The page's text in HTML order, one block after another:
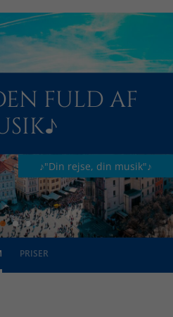
FULD AF
♪"Din rejse, din musik"♪
PRISER